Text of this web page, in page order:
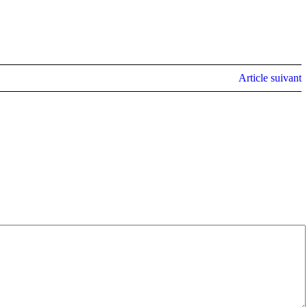
Article suivant